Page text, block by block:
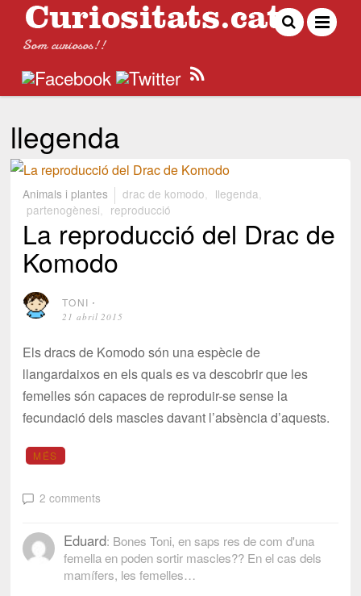
Som curiosos!!
llegenda
Animals i plantes drac de komodo llegenda
partenogènesi
reproducció
La reproducció del Drac de
Komodo
TONI ⋅
21 abril 2015
Els dracs de Komodo són una espècie de
llangardaixos en els quals es va descobrir que les
femelles són capaces de reproduir-se sense la
fecundació dels mascles davant l’absència d’aquests.
MÉS
2 comments
Eduard: Bones Toni, en saps res de com d'una
femella en poden sortir mascles?? En el cas dels
mamífers, les femelles…